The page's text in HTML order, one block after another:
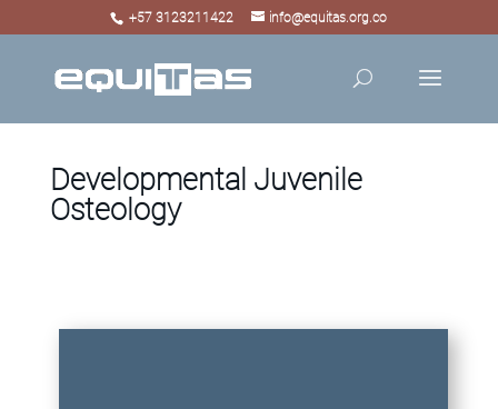
+57 3123211422 info@equitas.org.co
Developmental Juvenile
Osteology